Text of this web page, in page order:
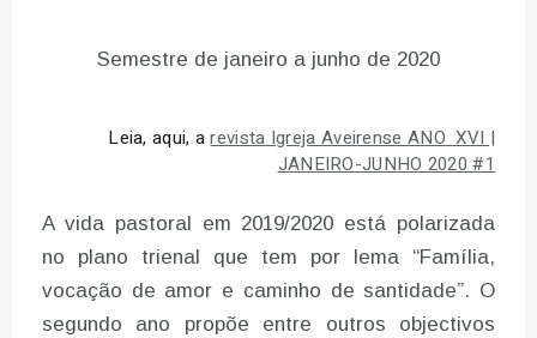
Semestre de janeiro a junho de 2020
Leia, aqui, arevista Igreja Aveirense ANO XVI |
JANEIRO-JUNHO 2020 #1
A vida pastoral em 2019/2020 está polarizada
no plano trienal que tem por lema “Família,
vocação de amor e caminho de santidade”. O
segundo ano propõe entre outros objectivos